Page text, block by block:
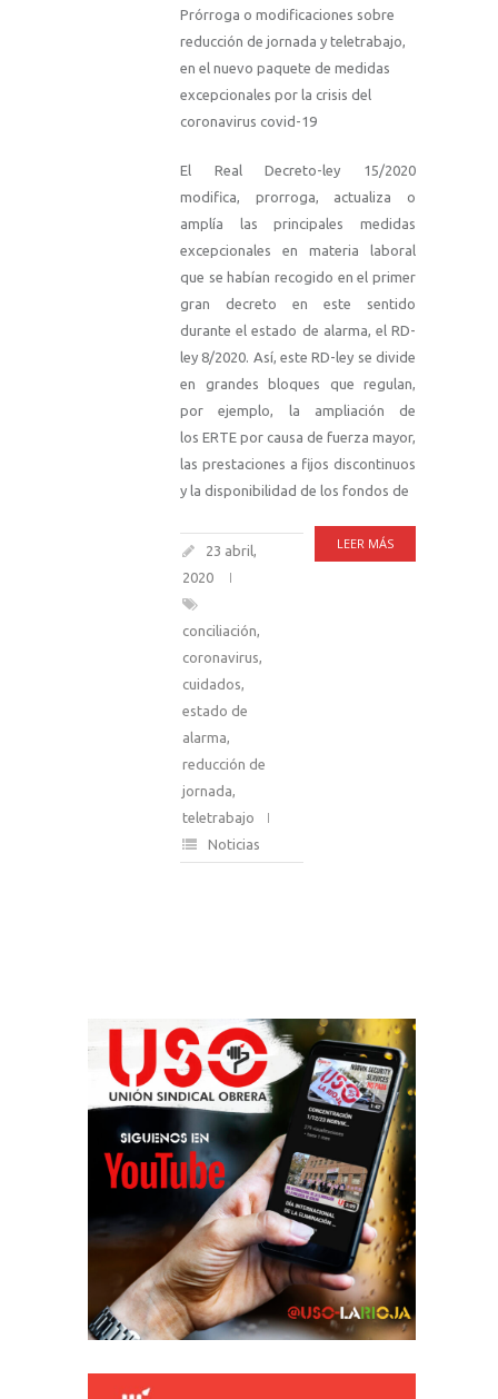
Prórroga o modificaciones sobre
reducción de jornada y teletrabajo,
en el nuevo paquete de medidas
excepcionales por la crisis del
coronavirus covid-19
El Real Decreto-ley 15/2020
modifica, prorroga, actualiza o
amplía las principales medidas
excepcionales en materia laboral
que se habían recogido en el primer
gran decreto en este sentido
durante el estado de alarma, el RD-
ley 8/2020. Así, este RD-ley se divide
en grandes bloques que regulan,
por ejemplo, la ampliación de
los ERTE por causa de fuerza mayor,
las prestaciones a fijos discontinuos
y la disponibilidad de los fondos de
LEER MÁS
23 abril,
2020
conciliación
coronavirus
cuidados
estado de
alarma
reducción de
jornada
teletrabajo
Noticias